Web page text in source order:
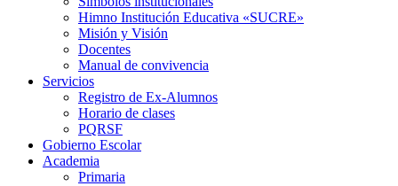
Himno Institución Educativa «SUCRE»
Misión y Visión
Docentes
Manual de convivencia
Servicios
Registro de Ex-Alumnos
Horario de clases
PQRSF
Gobierno Escolar
Academia
Primaria